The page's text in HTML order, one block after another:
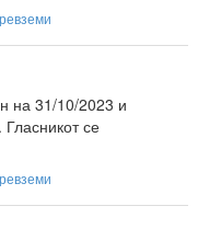
на 31/10/2023 и
се